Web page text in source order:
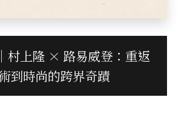
村上隆 × 路易威登：重返
到時尚的跨界奇蹟